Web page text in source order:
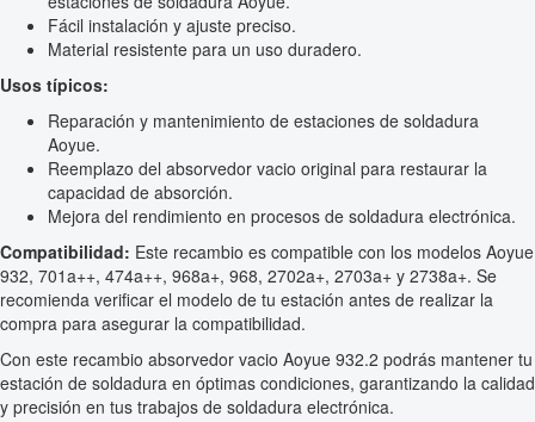
Fácil instalación y ajuste preciso.
Material resistente para un uso duradero.
Usos típicos:
Reparación y mantenimiento de estaciones de soldadura
Aoyue.
Reemplazo del absorvedor vacio original para restaurar la
capacidad de absorción.
Mejora del rendimiento en procesos de soldadura electrónica.
Compatibilidad: Este recambio es compatible con los modelos Aoyue
932, 701a++, 474a++, 968a+, 968, 2702a+, 2703a+ y 2738a+. Se
recomienda verificar el modelo de tu estación antes de realizar la
compra para asegurar la compatibilidad.
Con este recambio absorvedor vacio Aoyue 932.2 podrás mantener tu
estación de soldadura en óptimas condiciones, garantizando la calidad
y precisión en tus trabajos de soldadura electrónica.